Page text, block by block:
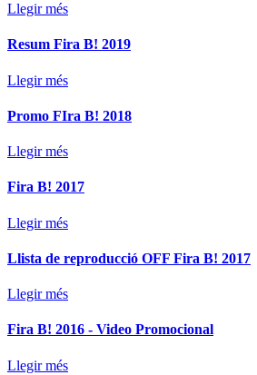
Llegir més
Resum Fira B! 2019
Llegir més
Promo FIra B! 2018
Llegir més
Fira B! 2017
Llegir més
Llista de reproducció OFF Fira B! 2017
Llegir més
Fira B! 2016 - Video Promocional
Llegir més